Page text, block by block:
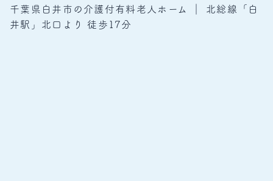
千葉県白井市の介護付有料老人ホーム ｜ 北総線「白
井駅」北口より 徒歩17分